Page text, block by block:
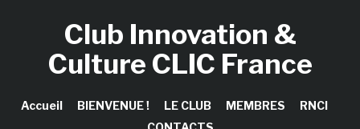
Club Innovation &
Culture CLIC France
Accueil BIENVENUE ! LE CLUB MEMBRES
RNCI